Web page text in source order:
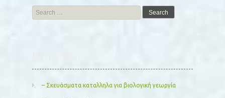
Search
for:
– Σκευάσματα καταλληλα για βιολογική γεωργία